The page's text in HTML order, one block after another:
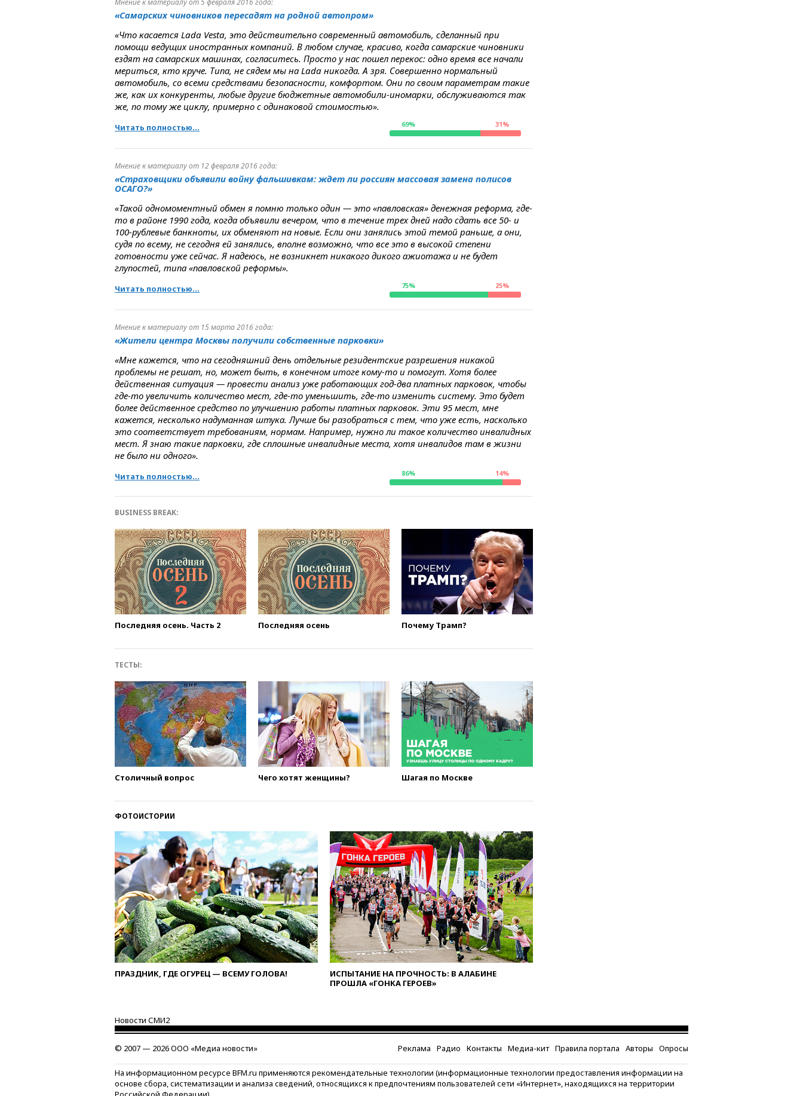
Мнение к материалу от 5 февраля 2016 года:
«Самарских чиновников пересадят на родной автопром»
«Что касается Lada Vesta, это действительно современный автомобиль, сделанный при
помощи ведущих иностранных компаний. В любом случае, красиво, когда самарские чиновники
ездят на самарских машинах, согласитесь. Просто у нас пошел перекос: одно время все начали
мериться, кто круче. Типа, не сядем мы на Lada никогда. А зря. Совершенно нормальный
автомобиль, со всеми средствами безопасности, комфортом. Они по своим параметрам такие
же, как их конкуренты, любые другие бюджетные автомобили-иномарки, обслуживаются так
же, по тому же циклу, примерно с одинаковой стоимостью».
Читать полностью... 69% 31%
Мнение к материалу от 12 февраля 2016 года:
«Страховщики объявили войну фальшивкам: ждет ли россиян массовая замена полисов
ОСАГО?»
«Такой одномоментный обмен я помню только один — это «павловская» денежная реформа, где-
то в районе 1990 года, когда объявили вечером, что в течение трех дней надо сдать все 50- и
100-рублевые банкноты, их обменяют на новые. Если они занялись этой темой раньше, а они,
судя по всему, не сегодня ей занялись, вполне возможно, что все это в высокой степени
готовности уже сейчас. Я надеюсь, не возникнет никакого дикого ажиотажа и не будет
глупостей, типа «павловской реформы».
Читать полностью... 75% 25%
Мнение к материалу от 15 марта 2016 года:
«Жители центра Москвы получили собственные парковки»
«Мне кажется, что на сегодняшний день отдельные резидентские разрешения никакой
проблемы не решат, но, может быть, в конечном итоге кому-то и помогут. Хотя более
действенная ситуация — провести анализ уже работающих год-два платных парковок, чтобы
где-то увеличить количество мест, где-то уменьшить, где-то изменить систему. Это будет
более действенное средство по улучшению работы платных парковок. Эти 95 мест, мне
кажется, несколько надуманная штука. Лучше бы разобраться с тем, что уже есть, насколько
это соответствует требованиям, нормам. Например, нужно ли такое количество инвалидных
мест. Я знаю такие парковки, где сплошные инвалидные места, хотя инвалидов там в жизни
не было ни одного».
Читать полностью... 86% 14%
BUSINESS BREAK:
Последняя осень. Часть 2 Последняя осень Почему Трамп?
ТЕСТЫ:
Столичный вопрос Чего хотят женщины? Шагая по Москве
ФОТОИСТОРИИ
ПРАЗДНИК, ГДЕ ОГУРЕЦ — ВСЕМУ ГОЛОВА!
ИСПЫТАНИЕ НА ПРОЧНОСТЬ: В АЛАБИНЕ
ПРОШЛА «ГОНКА ГЕРОЕВ»
Новости СМИ2
© 2007 — 2026 ООО «Медиа новости» Реклама Радио Контакты Медиа-кит Правила портала Авторы Опросы
На информационном ресурсе BFM.ru применяются рекомендательные технологии (информационные технологии предоставления информации на
основе сбора, систематизации и анализа сведений, относящихся к предпочтениям пользователей сети «Интернет», находящихся на территории